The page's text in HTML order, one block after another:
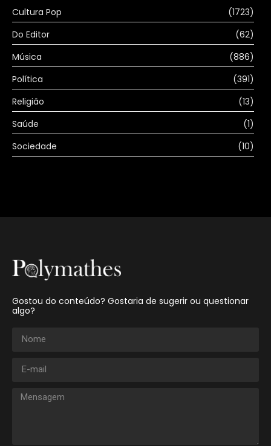
Cultura Pop
(1723)
Do Editor
(62)
Música
(886)
Política
(391)
Religião
(13)
Saúde
(1)
Sociedade
(10)
Gostou do conteúdo? Gostaria de sugerir ou questionar
algo?